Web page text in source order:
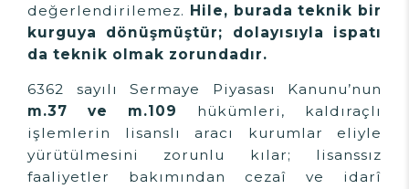
değerlendirilemez. Hile, burada teknik bir
kurguya dönüşmüştür; dolayısıyla ispatı
da teknik olmak zorundadır.
6362 sayılı Sermaye Piyasası Kanunu’nun
m.37 ve m.109
hükümleri, kaldıraçlı
işlemlerin lisanslı aracı kurumlar eliyle
yürütülmesini zorunlu kılar; lisanssız
faaliyetler bakımından cezaî ve idarî